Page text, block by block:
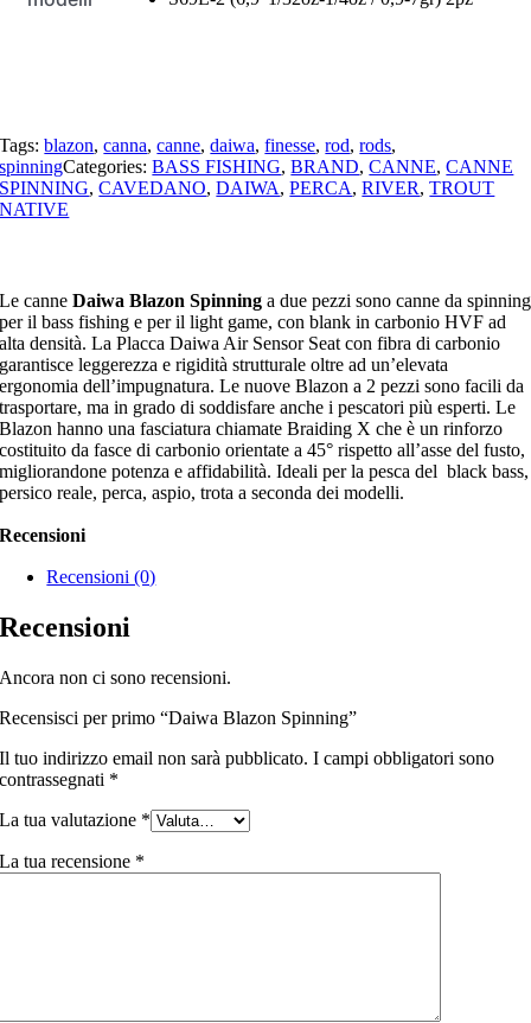
Tags:blazon,canna,canne,daiwa,finesse,rod,rods,
spinningCategories:BASS FISHING,BRAND,CANNE,CANNE
SPINNING,CAVEDANO,DAIWA,PERCA,RIVER,TROUT
NATIVE
Le canneDaiwa Blazon Spinning a due pezzi sono canne da spinning
per il bass fishing e per il light game, con blank in carbonio HVF ad
alta densità. La Placca Daiwa Air Sensor Seat con fibra di carbonio
garantisce leggerezza e rigidità strutturale oltre ad un’elevata
ergonomia dell’impugnatura. Le nuove Blazon a 2 pezzi sono facili da
trasportare, ma in grado di soddisfare anche i pescatori più esperti. Le
Blazon hanno una fasciatura chiamate Braiding X che è un rinforzo
costituito da fasce di carbonio orientate a 45° rispetto all’asse del fusto,
migliorandone potenza e affidabilità. Ideali per la pesca del black bass,
persico reale, perca, aspio, trota a seconda dei modelli.
Recensioni
Recensioni (0)
Recensioni
Ancora non ci sono recensioni.
Recensisci per primo “Daiwa Blazon Spinning”
Il tuo indirizzo email non sarà pubblicato. I campi obbligatori sono
contrassegnati *
La tua valutazione *
La tua recensione *